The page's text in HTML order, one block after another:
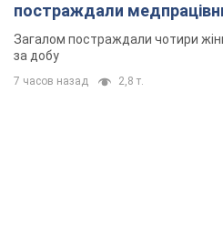
постраждали
Загалом постраждали чотири
за добу
7 часов назад 2,8 т.